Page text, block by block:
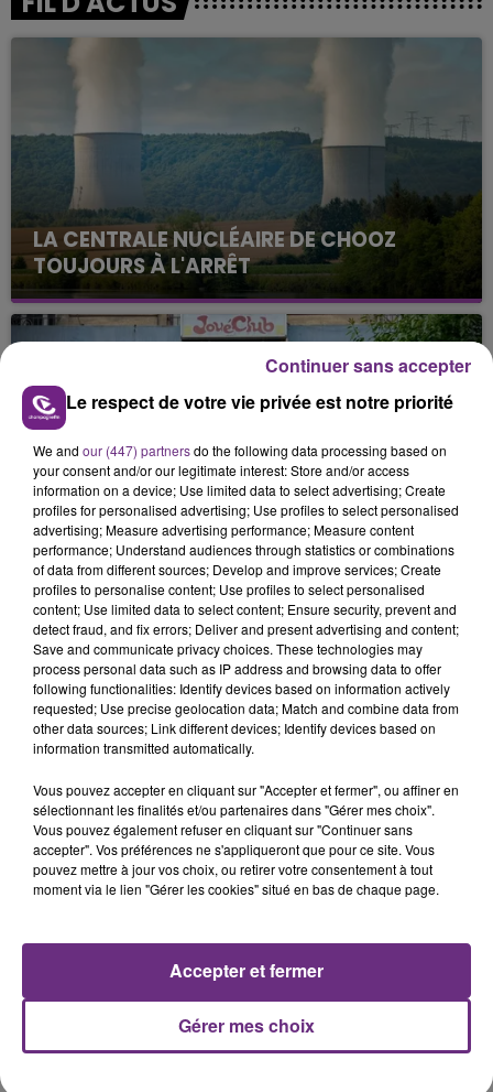
LA CENTRALE NUCLÉAIRE DE CHOOZ
TOUJOURS À L'ARRÊT
Cela fait déjà une semaine que la centrale
nucléaire ardennaise est à l'arrêt. Une situation
justifiée par la sécheresse intense qui est toujours
LE MAGASIN JOUÉCLUB DE REIMS FERME
SES PORTES
C'était l'une des institutions du centre-ville
rémois. Le magasin JouéClub est contraint de
fermer ses portes.
TITRES DIFFUSÉS
23h01
23h01 22h58
22h58
22h54
22h54 22h51
22h51
Le respect de votre vie privée est notre priorité
We and our (447) partnersdo the following data processing based on
your consent and/or our legitimate interest: Store and/or access
information on a device; Use limited data to select advertising; Create
profiles for personalised advertising; Use profiles to select personalised
advertising; Measure advertising performance; Measure content
performance; Understand audiences through statistics or combinations
of data from different sources; Develop and improve services; Create
profiles to personalise content; Use profiles to select personalised
content; Use limited data to select content; Ensure security, prevent and
detect fraud, and fix errors; Deliver and present advertising and content;
Save and communicate privacy choices. These technologies may
process personal data such as IP address and browsing data to offer
following functionalities: Identify devices based on information actively
requested; Use precise geolocation data; Match and combine data from
other data sources; Link different devices; Identify devices based on
information transmitted automatically.
Vous pouvez accepter en cliquant sur "Accepter et fermer", ou affiner en
sélectionnant les finalités et/ou partenaires dans "Gérer mes choix".
Vous pouvez également refuser en cliquant sur "Continuer sans
accepter". Vos préférences ne s'appliqueront que pour ce site. Vous
pouvez mettre à jour vos choix, ou retirer votre consentement à tout
moment via le lien "Gérer les cookies" situé en bas de chaque page.
Gérer mes choix
Accepter et fermer
Continuer sans accepter